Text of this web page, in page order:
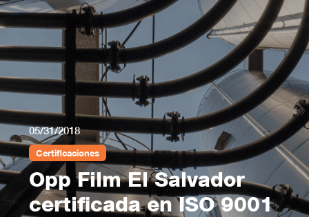
05/31/2018
Certificaciones
Opp Film El Salvador
certificada en ISO 9001